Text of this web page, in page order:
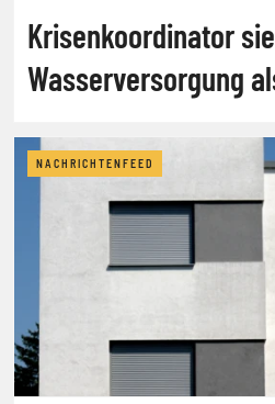
Krisenkoordinator
Wasserversorgung
NACHRICHTENFEED